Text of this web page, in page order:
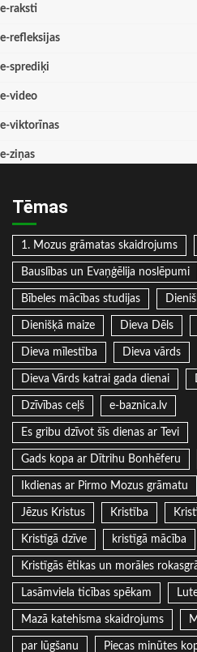
e-raksti
e-refleksijas
e-sprediķi
e-video
e-viktorīnas
e-ziņas
Tēmas
1. Mozus grāmatas skaidrojums
Bauslības un Evaņģēlija noslēpumi
Bībeles mācības studijas
Dienišķā maize Dieva Dēls
Dieva mīlestība Dieva vārds
Dieva Vārds katrai gada dienai
Dzīvības ceļš e-baznica.lv
Es gribu dzīvot šīs dienas ar Tevi
Gads kopa ar Dītrihu Bonhēferu
Ikdienas ar Pirmo Mozus grāmatu
Jēzus Kristus Kristība
Kristīgā dzīve kristīgā mācība
Kristīgās ētikas un morāles
Lasāmviela ticības spēkam
Mazā katehisma skaidrojums
par lūgšanu Piecas minūtes